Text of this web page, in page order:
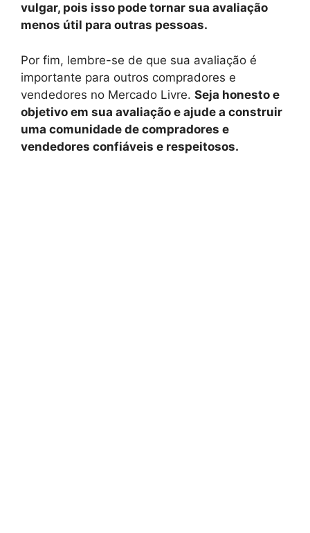
vulgar, pois isso pode tornar sua avaliação
menos útil para outras pessoas.
Por fim, lembre-se de que sua avaliação é
importante para outros compradores e
vendedores no Mercado Livre. Seja honesto e
objetivo em sua avaliação e ajude a construir
uma comunidade de compradores e
vendedores confiáveis e respeitosos.